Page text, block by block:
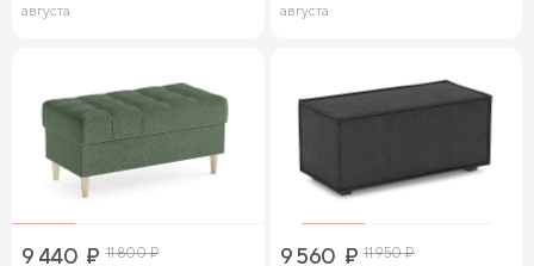
августа
августа
9 440 ₽ 11 800₽ 9 560 ₽ 11 950₽